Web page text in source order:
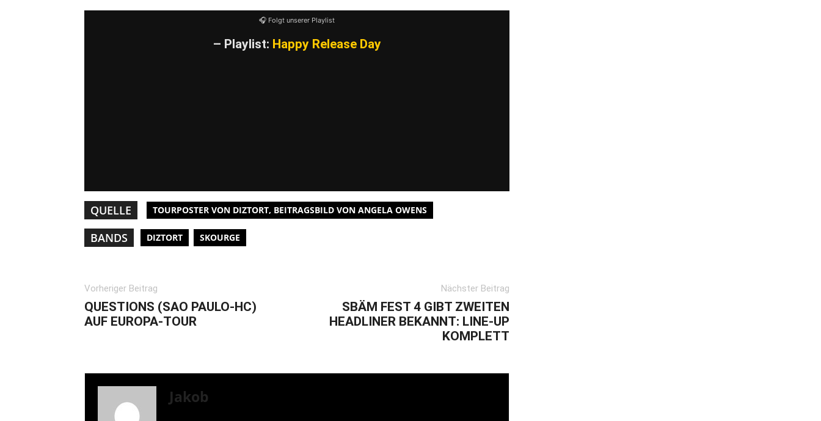
🎧 Folgt unserer Playlist
– Playlist: Happy Release Day
QUELLE TOURPOSTER VON DIZTORT, BEITRAGSBILD VON ANGELA OWENS
BANDS DIZTORT SKOURGE
Vorheriger Beitrag
QUESTIONS (SAO PAULO-HC)
AUF EUROPA-TOUR
Nächster Beitrag
SBÄM FEST 4 GIBT ZWEITEN
HEADLINER BEKANNT: LINE-UP
KOMPLETT
Jakob